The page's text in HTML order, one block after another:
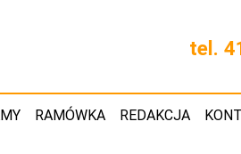
tel.
RAMÓWKA REDAKCJA